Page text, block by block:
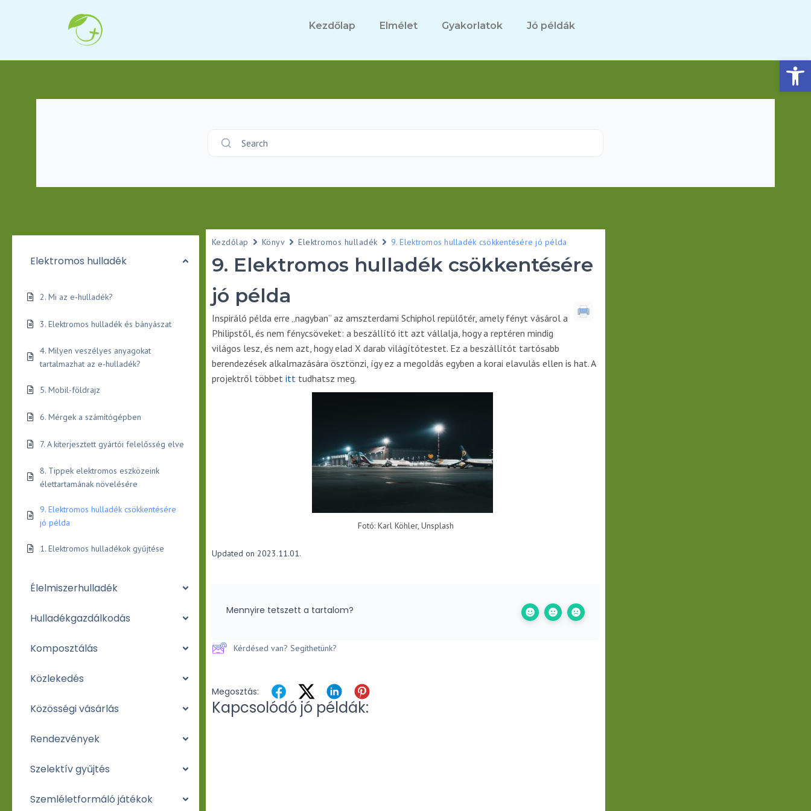
Eszköztár megnyitása
Kezdőlap Elmélet Gyakorlatok Jó példák
Search
Elektromos hulladék
2. Mi az e-hulladék?
3. Elektromos hulladék és bányászat
4. Milyen veszélyes anyagokat
tartalmazhat az e-hulladék?
5. Mobil-földrajz
6. Mérgek a számítógépben
7. A kiterjesztett gyártói felelősség elve
8. Tippek elektromos eszközeink
élettartamának növelésére
9. Elektromos hulladék csökkentésére
jó példa
1. Elektromos hulladékok gyűjtése
Élelmiszerhulladék
Hulladékgazdálkodás
Komposztálás
Közlekedés
Közösségi vásárlás
Rendezvények
Szelektív gyűjtés
Szemléletformáló játékok
Kezdőlap Könyv Elektromos hulladék 9. Elektromos hulladék csökkentésére jó példa
9. Elektromos hulladék csökkentésére
jó példa
Inspiráló példa erre „nagyban” az amszterdami Schiphol repülőtér, amely fényt vásárol a
Philipstől, és nem fénycsöveket: a beszállító itt azt vállalja, hogy a reptéren mindig
világos lesz, és nem azt, hogy elad X darab világítótestet. Ez a beszállítót tartósabb
berendezések alkalmazására ösztönzi, így ez a megoldás egyben a korai elavulás ellen is hat. A
projektről többet itt tudhatsz meg.
Fotó: Karl Köhler, Unsplash
Updated on 2023.11.01.
Mennyire tetszett a tartalom?
Kérdésed van? Segíthetünk?
Megosztás:
Kapcsolódó jó példák: